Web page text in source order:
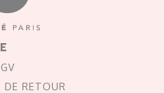
RETOUR